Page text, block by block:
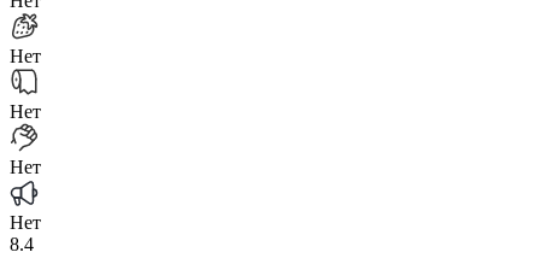
Нет
Нет
Нет
Нет
8.4